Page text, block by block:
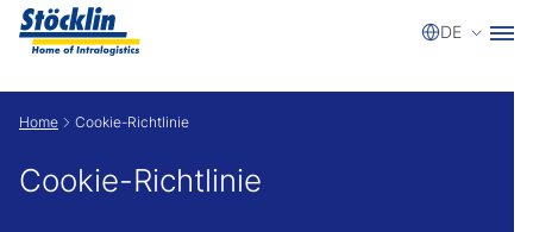
DE
Home Cookie-Richtlinie
Cookie-Richtlinie